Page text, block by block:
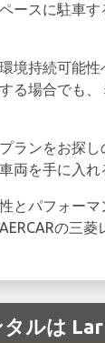
ースに駐車
境持続可能
る場合でも
ランをお探
を手に入れ
とパフォー
の三
ルは